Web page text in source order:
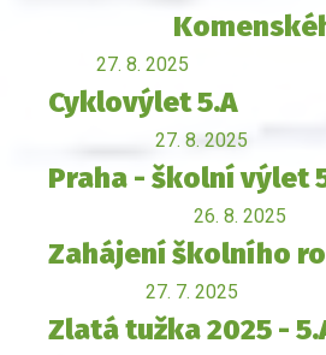
27. 8. 2025
Cyklovýlet 5.A
27. 8. 2025
Praha - školní výlet
26. 8. 2025
Zahájení školního
27. 7. 2025
Zlatá tužka 2025 -